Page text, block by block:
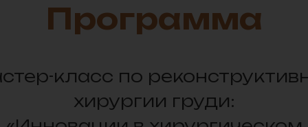
Программа
класс по
хирургии груди: